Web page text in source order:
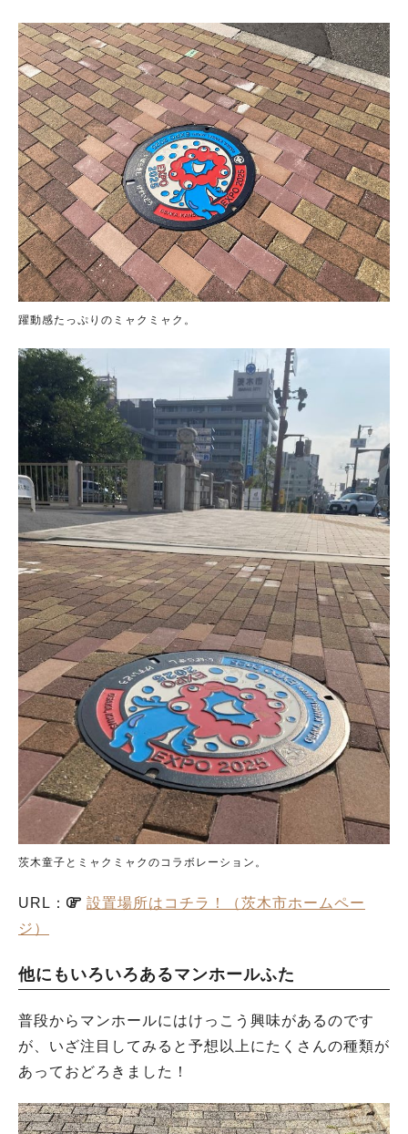
躍動感たっぷりのミャクミャク。
茨木童子とミャクミャクのコラボレーション。
URL：
設置場所はコチラ！（茨木市ホームペー
ジ）
他にもいろいろあるマンホールふた
普段からマンホールにはけっこう興味があるのです
が、いざ注目してみると予想以上にたくさんの種類が
あっておどろきました！